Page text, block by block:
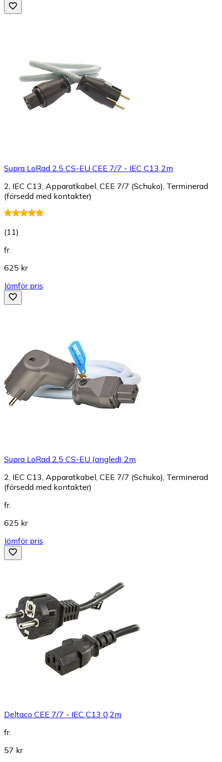
Supra LoRad 2.5 CS-EU CEE 7/7 - IEC C13 2m
2, IEC C13, Apparatkabel, CEE 7/7 (Schuko), Terminerad
(försedd med kontakter)
(11)
fr.
625 kr
Jämför pris
Supra LoRad 2.5 CS-EU (angled) 2m
2, IEC C13, Apparatkabel, CEE 7/7 (Schuko), Terminerad
(försedd med kontakter)
fr.
625 kr
Jämför pris
Deltaco CEE 7/7 - IEC C13 0,2m
fr.
57 kr